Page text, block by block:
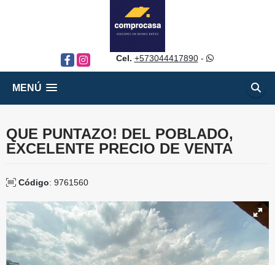
FacebookInstagram Cel. +573044417890-
MENÚ
QUE PUNTAZO! DEL POBLADO,
EXCELENTE PRECIO DE VENTA
Código: 9761560